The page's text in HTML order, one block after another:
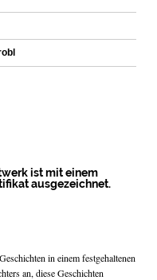
ist mit einem
ausgezeichnet.
in einem festgehaltenen
an, diese Geschichten